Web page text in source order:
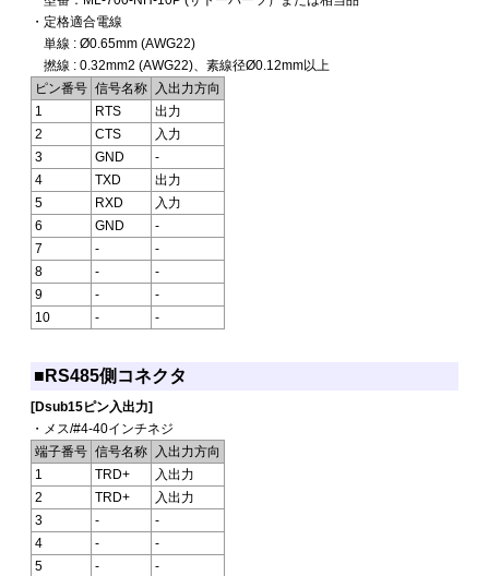
・定格適合電線
単線 : Ø0.65mm (AWG22)
撚線 : 0.32mm2 (AWG22)、素線径Ø0.12mm以上
ピン番号 信号名称
入出力方向
1
RTS
出力
2
CTS
入力
3
GND
-
4
TXD
出力
5
RXD
入力
6
GND
-
7
-
-
8
-
-
9
-
-
10
- -
■RS485側コネクタ
[Dsub15ピン入出力]
・メス/#4-40インチネジ
端子番号 信号名称
入出力方向
1
TRD+
入出力
2
TRD+
入出力
3
-
-
4
-
-
5
-
-